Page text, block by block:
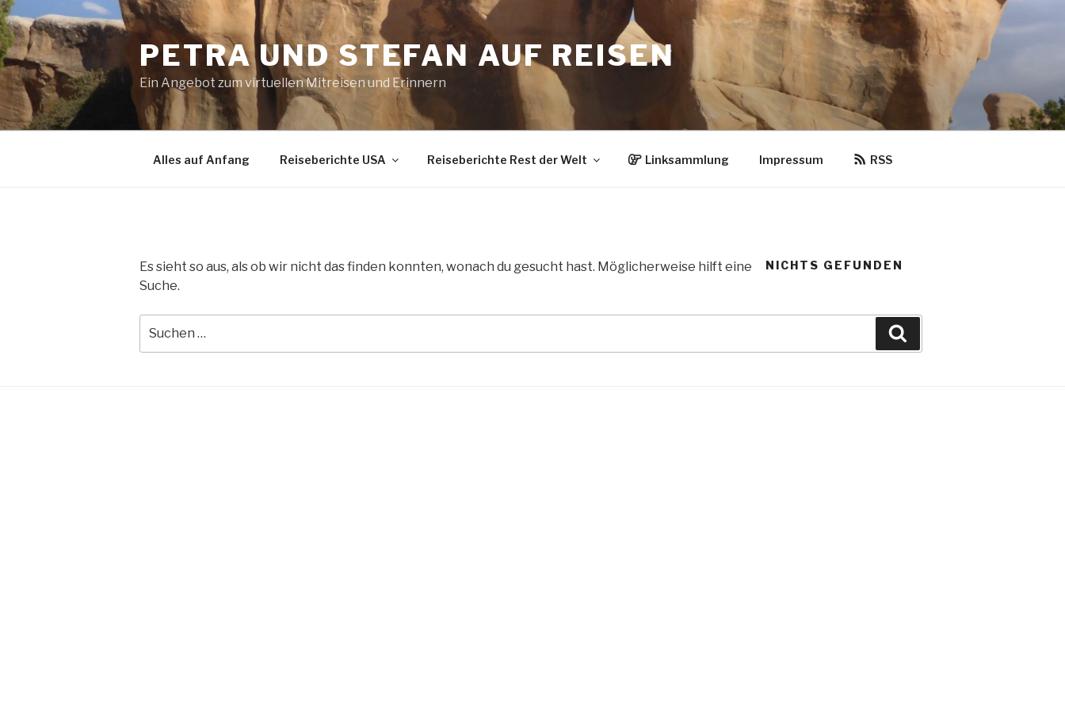
Zum
Inhalt
springen
PETRA UND STEFAN AUF REISEN
Ein Angebot zum virtuellen Mitreisen und Erinnern
Alles auf Anfang Reiseberichte USA Reiseberichte Rest der Welt Linksammlung Impressum RSS
NICHTS GEFUNDEN
Es sieht so aus, als ob wir nicht das finden konnten, wonach du gesucht hast. Möglicherweise hilft eine
Suche.
nach: